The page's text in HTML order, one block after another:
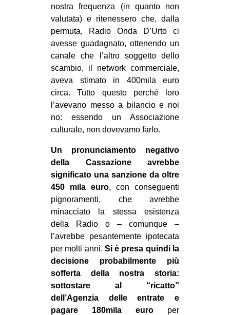
nostra frequenza (in quanto non
valutata) e ritenessero che, dalla
permuta, Radio Onda D’Urto ci
avesse guadagnato, ottenendo un
canale che l’altro soggetto dello
scambio, il network commerciale,
aveva stimato in 400mila euro
circa. Tutto questo perché loro
l’avevano messo a bilancio e noi
no: essendo un Associazione
culturale, non dovevamo farlo.
Un pronunciamento negativo
della Cassazione avrebbe
significato una sanzione da oltre
450 mila euro, con conseguenti
pignoramenti, che avrebbe
minacciato la stessa esistenza
della Radio o – comunque –
l’avrebbe pesantemente ipotecata
per molti anni. Si è presa quindi la
decisione probabilmente più
sofferta della nostra storia:
sottostare al “ricatto”
dell’Agenzia delle entrate e
pagare 180mila euro per